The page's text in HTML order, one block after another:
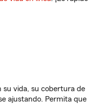
su vida, su cobertura de
ajustando. Permita que